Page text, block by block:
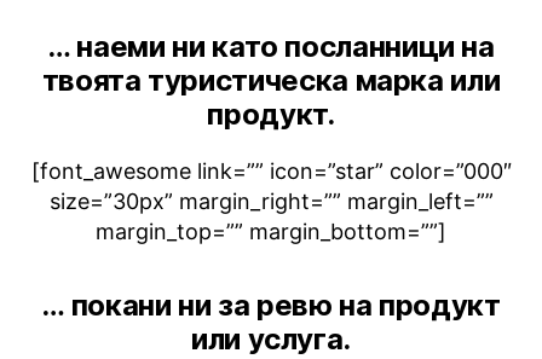
… наеми ни като посланници на
твоята туристическа марка или
продукт.
[font_awesome link=”” icon=”star” color=”000″
size=”30px” margin_right=”” margin_left=””
margin_top=”” margin_bottom=””]
… покани ни за ревю на продукт
или услуга.